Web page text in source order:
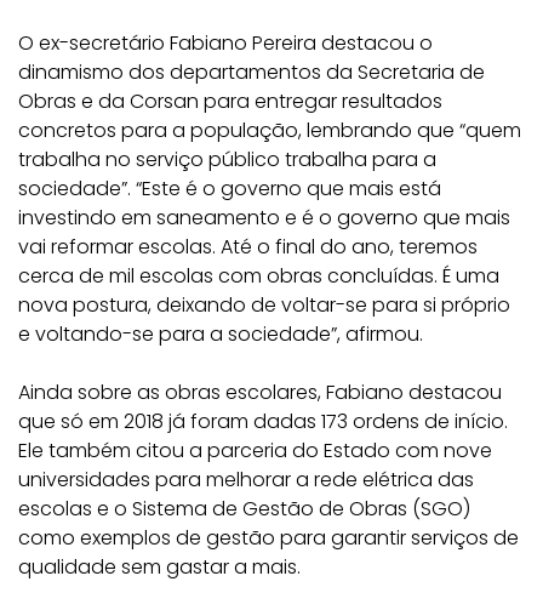
O ex-secretário Fabiano Pereira destacou o
dinamismo dos departamentos da Secretaria de
Obras e da Corsan para entregar resultados
concretos para a população, lembrando que “quem
trabalha no serviço público trabalha para a
sociedade”. “Este é o governo que mais está
investindo em saneamento e é o governo que mais
vai reformar escolas. Até o final do ano, teremos
cerca de mil escolas com obras concluídas. É uma
nova postura, deixando de voltar-se para si próprio
e voltando-se para a sociedade”, afirmou.
Ainda sobre as obras escolares, Fabiano destacou
que só em 2018 já foram dadas 173 ordens de início.
Ele também citou a parceria do Estado com nove
universidades para melhorar a rede elétrica das
escolas e o Sistema de Gestão de Obras (SGO)
como exemplos de gestão para garantir serviços de
qualidade sem gastar a mais.